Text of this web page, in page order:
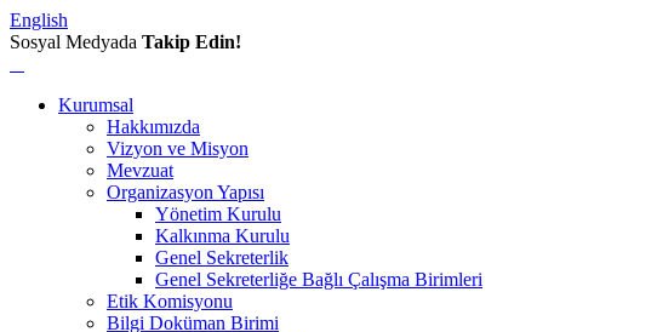
English
Sosyal Medyada Takip Edin!
Kurumsal
Hakkımızda
Vizyon ve Misyon
Mevzuat
Organizasyon Yapısı
Yönetim Kurulu
Kalkınma Kurulu
Genel Sekreterlik
Genel Sekreterliğe Bağlı Çalışma Birimleri
Etik Komisyonu
Bilgi Doküman Birimi